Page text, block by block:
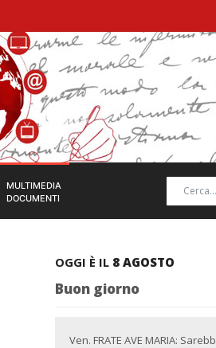
MULTIMEDIA
DOCUMENTI
OGGI È IL 8 AGOSTO
Buon giorno
Ven. FRATE AVE MARIA: